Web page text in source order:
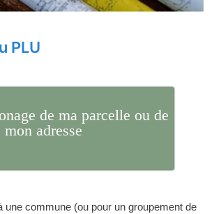
PLU
de ma parcelle ou de
mon adresse
une commune (ou pour un groupement de